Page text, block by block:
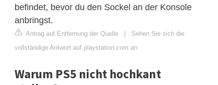
befindet, bevor du den Sockel an der Konsole
anbringst.
Antrag auf Entfernung der Quelle
Sehen Sie sich die
vollständige Antwort auf playstation.com an
Warum PS5 nicht hochkant